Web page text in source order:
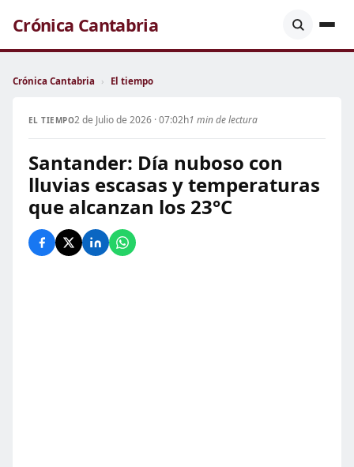
Crónica Cantabria
Crónica Cantabria › El tiempo
EL TIEMPO2 de Julio de 2026 · 07:02h1 min de lectura
Santander: Día nuboso con
lluvias escasas y temperaturas
que alcanzan los 23°C